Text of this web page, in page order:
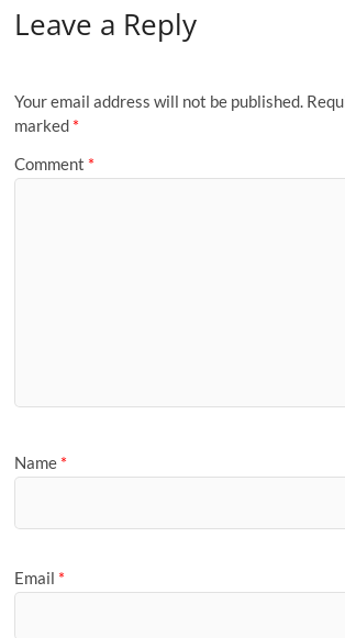
Leave a Reply
Your email address will not be published.
marked *
Comment *
Name *
Email *